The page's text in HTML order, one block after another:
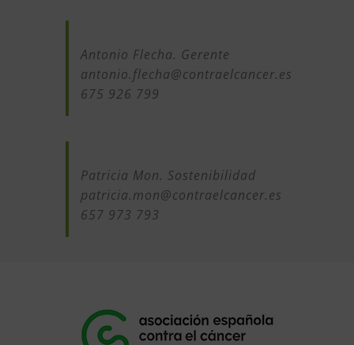
Antonio Flecha. Gerente
antonio.flecha@contraelcancer.es
675 926 799
Patricia Mon. Sostenibilidad
patricia.mon@contraelcancer.es
657 973 793